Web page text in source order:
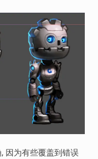
因为有些覆盖到错误